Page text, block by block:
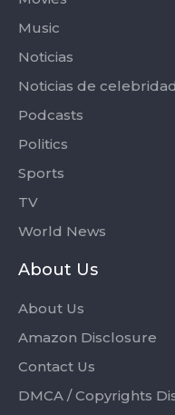
Music
Noticias
Noticias de
Podcasts
Politics
Sports
TV
World News
About Us
About Us
Amazon Disclosure
Contact Us
DMCA / Copyrights